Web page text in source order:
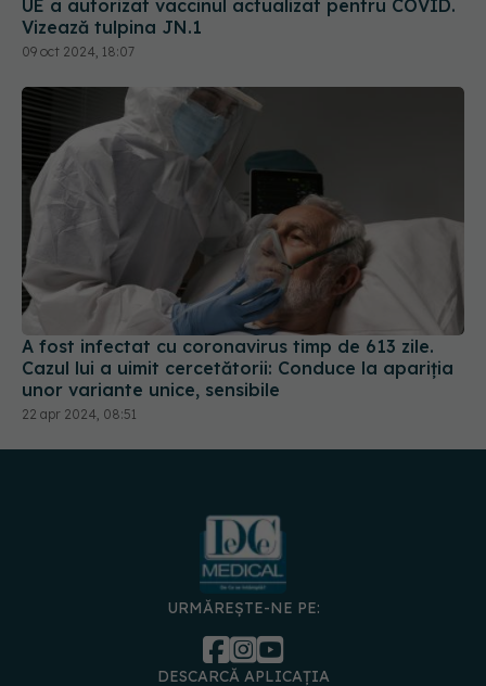
A fost infectat cu coronavirus timp de 613 zile.
Cazul lui a uimit cercetătorii: Conduce la apariția
unor variante unice, sensibile
22 apr 2024, 08:51
URMĂREȘTE-NE PE:
DESCARCĂ APLICAȚIA